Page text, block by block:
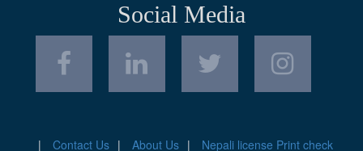
Social Media
Contact Us About Us Nepali license Print check